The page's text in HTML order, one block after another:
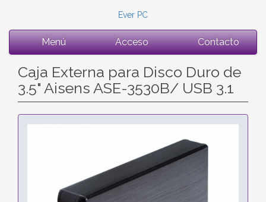
Ever PC
Menú Acceso Contacto
Caja Externa para Disco Duro de
3.5" Aisens ASE-3530B/ USB 3.1